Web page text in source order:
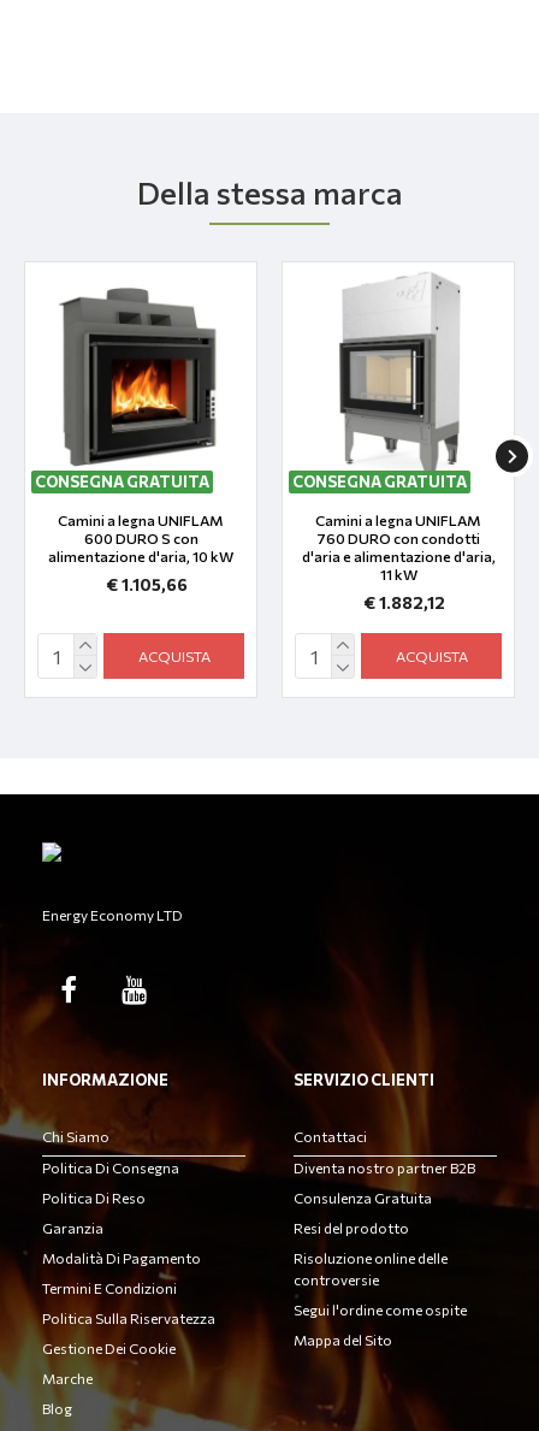
Della stessa marca
ULTIMI PEZZI
CONSEGNA GRATUITA
Camini a legna UNIFLAM
600 DURO S con
alimentazione d'aria, 10 kW
€ 1.105,66
ACQUISTA
ULTIMO PEZZO
CONSEGNA GRATUITA
Camini a legna UNIFLAM
760 DURO con condotti
d'aria e alimentazione d'aria,
11 kW
€ 1.882,12
ACQUISTA
Energy Economy LTD
INFORMAZIONE
Chi Siamo
Politica Di Consegna
Politica Di Reso
Garanzia
Modalità Di Pagamento
Termini E Condizioni
Politica Sulla Riservatezza
Gestione Dei Cookie
Marche
Blog
SERVIZIO CLIENTI
Contattaci
Diventa nostro partner B2B
Consulenza Gratuita
Resi del prodotto
Risoluzione online delle
controversie
Segui l'ordine come ospite
Mappa del Sito